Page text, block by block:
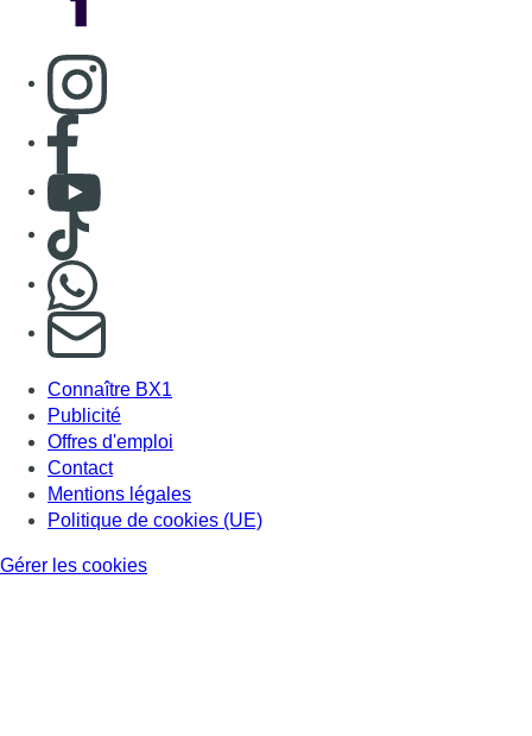
Connaître BX1
Publicité
Offres d'emploi
Contact
Mentions légales
Politique de cookies (UE)
Gérer les cookies